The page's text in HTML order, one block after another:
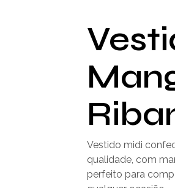
Vestido midi
qualidade, com
perfeito para